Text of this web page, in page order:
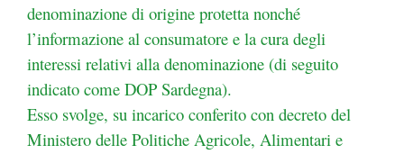
denominazione di origine protetta nonché
l’informazione al consumatore e la cura degli
interessi relativi alla denominazione (di seguito
indicato come DOP Sardegna).
Esso svolge, su incarico conferito con decreto del
Ministero delle Politiche Agricole, Alimentari e